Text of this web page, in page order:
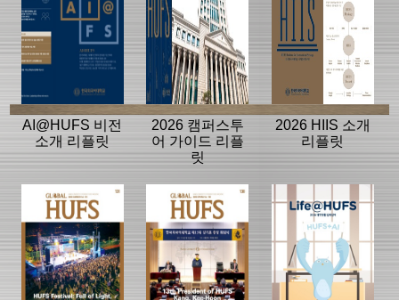
AI@HUFS 비전
소개 리플릿
2026 캠퍼스투
어 가이드 리플
릿
2026 HIIS 소개
리플릿